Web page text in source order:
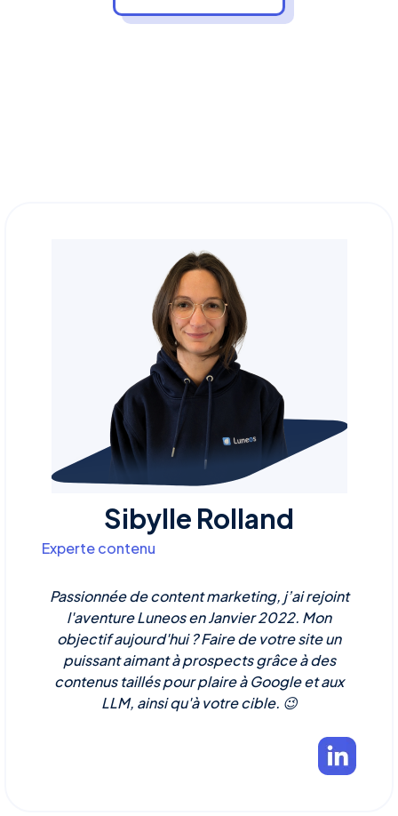
Sibylle Rolland
Experte contenu
Passionnée de content marketing, j’ai rejoint
l'aventure Luneos en Janvier 2022. Mon
objectif aujourd'hui ? Faire de votre site un
puissant aimant à prospects grâce à des
contenus taillés pour plaire à Google et aux
LLM, ainsi qu'à votre cible. 😉‍